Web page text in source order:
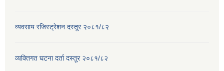
व्यवसाय रजिस्ट्रेशन दस्तूर २०८१/८२
व्यक्तिगत घटना दर्ता दस्तूर २०८१/८२